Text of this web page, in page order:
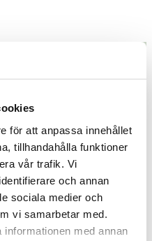
för att anpassa innehållet
tillhandahålla funktioner
vår trafik. Vi
och annan
sociala medier och
vi samarbetar med.
med annan
1 st
8 st Reservera
4 st Reservera